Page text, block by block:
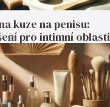
kuze na penisu:
pro intimní oblasti